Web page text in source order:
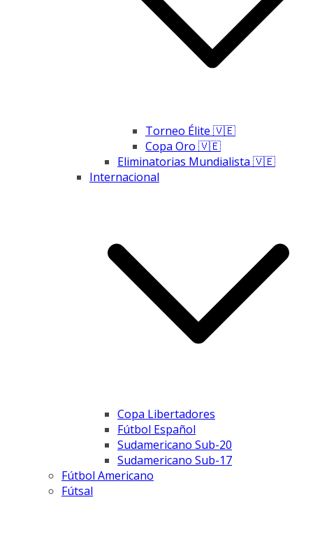
Torneo Élite 🇻🇪
Copa Oro 🇻🇪
Eliminatorias Mundialista 🇻🇪
Internacional
Copa Libertadores
Fútbol Español
Sudamericano Sub-20
Sudamericano Sub-17
Fútbol Americano
Fútsal